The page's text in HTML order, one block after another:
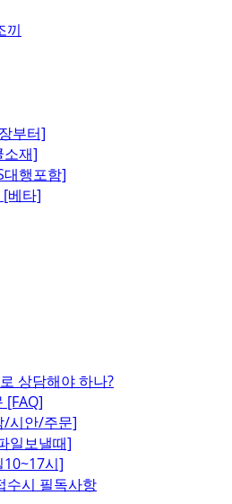
끼
부터]
소재]
대행포함]
[베타]
상담해야 하나?
[FAQ]
/시안/주문]
일보낼때]
10~17시]
수시 필독사항